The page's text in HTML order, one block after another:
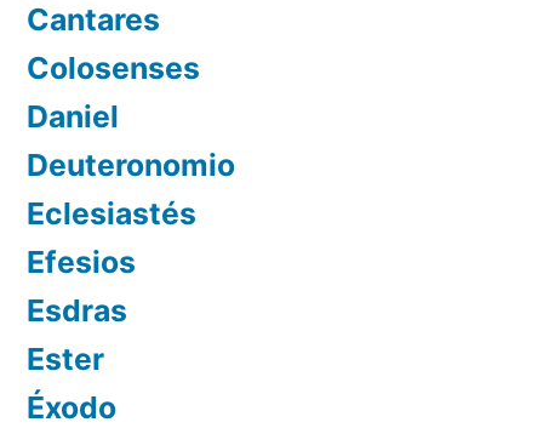
Cantares
Colosenses
Daniel
Deuteronomio
Eclesiastés
Efesios
Esdras
Ester
Éxodo